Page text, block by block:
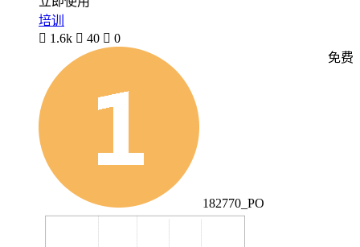
培训
 1.6k  40  0
182770_PO
免费